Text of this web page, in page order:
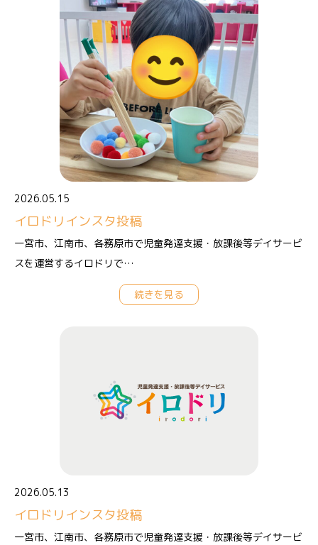
2026.05.15
イロドリインスタ投稿
一宮市、江南市、各務原市で児童発達支援・放課後等デイサービ
スを運営するイロドリで…
続きを見る
2026.05.13
イロドリインスタ投稿
一宮市、江南市、各務原市で児童発達支援・放課後等デイサービ